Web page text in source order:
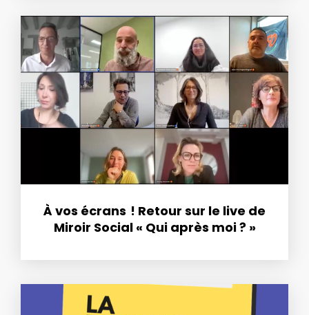
À vos écrans ! Retour sur le live de
Miroir Social « Qui après moi ? »